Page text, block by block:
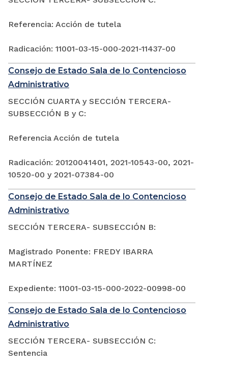
Referencia: Acción de tutela
Radicación: 11001-03-15-000-2021-11437-00
Consejo de Estado Sala de lo Contencioso
Administrativo
SECCIÓN CUARTA y SECCIÓN TERCERA-
SUBSECCIÓN B y C:
Referencia Acción de tutela
Radicación: 20120041401, 2021-10543-00, 2021-
10520-00 y 2021-07384-00
Consejo de Estado Sala de lo Contencioso
Administrativo
SECCIÓN TERCERA- SUBSECCIÓN B:
Magistrado Ponente: FREDY IBARRA
MARTÍNEZ
Expediente: 11001-03-15-000-2022-00998-00
Consejo de Estado Sala de lo Contencioso
Administrativo
SECCIÓN TERCERA- SUBSECCIÓN C:
Sentencia